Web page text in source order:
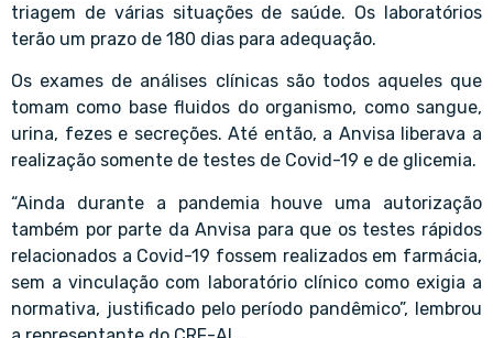
triagem de várias situações de saúde. Os laboratórios
terão um prazo de 180 dias para adequação.
Os exames de análises clínicas são todos aqueles que
tomam como base fluidos do organismo, como sangue,
urina, fezes e secreções. Até então, a Anvisa liberava a
realização somente de testes de Covid-19 e de glicemia.
“Ainda durante a pandemia houve uma autorização
também por parte da Anvisa para que os testes rápidos
relacionados a Covid-19 fossem realizados em farmácia,
sem a vinculação com laboratório clínico como exigia a
normativa, justificado pelo período pandêmico”, lembrou